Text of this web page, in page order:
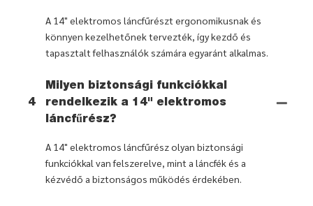
A 14" elektromos láncfűrészt ergonomikusnak és
könnyen kezelhetőnek tervezték, így kezdő és
tapasztalt felhasználók számára egyaránt alkalmas.
4
Milyen biztonsági funkciókkal
rendelkezik a 14" elektromos
láncfűrész?
A 14" elektromos láncfűrész olyan biztonsági
funkciókkal van felszerelve, mint a láncfék és a
kézvédő a biztonságos működés érdekében.